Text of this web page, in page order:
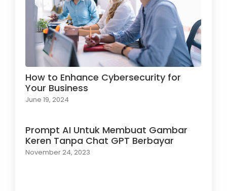
How to Enhance Cybersecurity for
Your Business
June 19, 2024
Prompt AI Untuk Membuat Gambar
Keren Tanpa Chat GPT Berbayar
November 24, 2023